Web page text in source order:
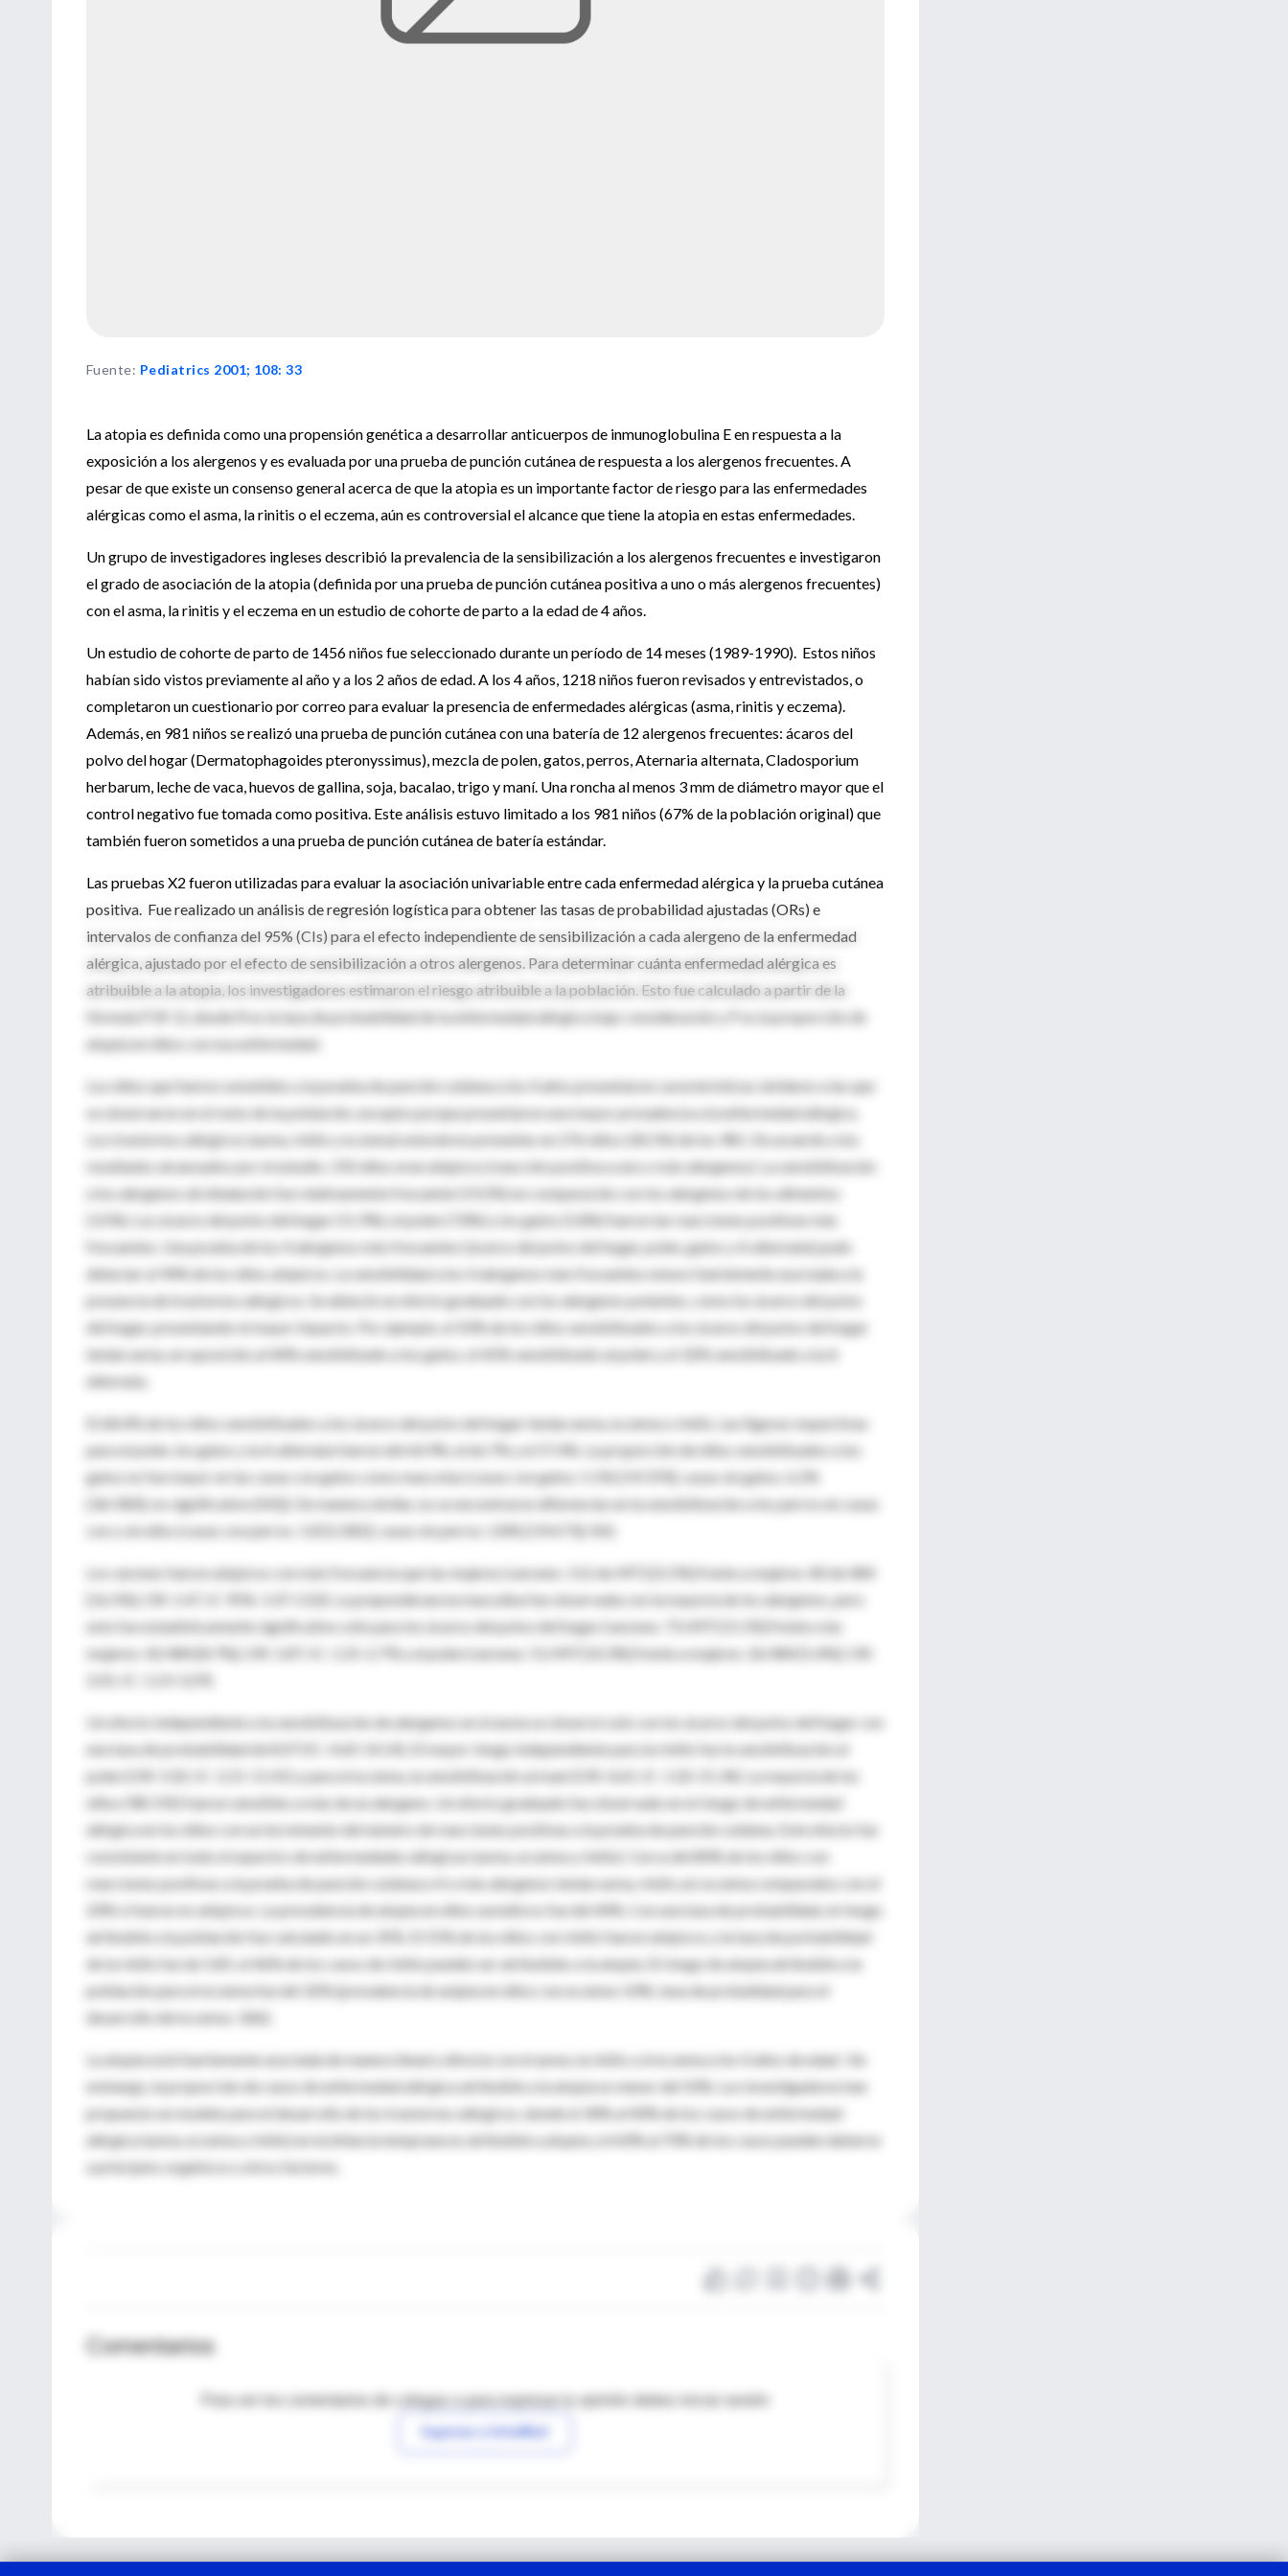
Fuente: Pediatrics 2001; 108: 33
La atopia es definida como una propensión genética a desarrollar anticuerpos de inmunoglobulina E en respuesta a la
exposición a los alergenos y es evaluada por una prueba de punción cutánea de respuesta a los alergenos frecuentes. A
pesar de que existe un consenso general acerca de que la atopia es un importante factor de riesgo para las enfermedades
alérgicas como el asma, la rinitis o el eczema, aún es controversial el alcance que tiene la atopia en estas enfermedades.
Un grupo de investigadores ingleses describió la prevalencia de la sensibilización a los alergenos frecuentes e investigaron
el grado de asociación de la atopia (definida por una prueba de punción cutánea positiva a uno o más alergenos frecuentes)
con el asma, la rinitis y el eczema en un estudio de cohorte de parto a la edad de 4 años.
Un estudio de cohorte de parto de 1456 niños fue seleccionado durante un período de 14 meses (1989-1990). Estos niños
habían sido vistos previamente al año y a los 2 años de edad. A los 4 años, 1218 niños fueron revisados y entrevistados, o
completaron un cuestionario por correo para evaluar la presencia de enfermedades alérgicas (asma, rinitis y eczema).
Además, en 981 niños se realizó una prueba de punción cutánea con una batería de 12 alergenos frecuentes: ácaros del
polvo del hogar (Dermatophagoides pteronyssimus), mezcla de polen, gatos, perros, Aternaria alternata, Cladosporium
herbarum, leche de vaca, huevos de gallina, soja, bacalao, trigo y maní. Una roncha al menos 3 mm de diámetro mayor que el
control negativo fue tomada como positiva. Este análisis estuvo limitado a los 981 niños (67% de la población original) que
también fueron sometidos a una prueba de punción cutánea de batería estándar.
Las pruebas X2 fueron utilizadas para evaluar la asociación univariable entre cada enfermedad alérgica y la prueba cutánea
positiva. Fue realizado un análisis de regresión logística para obtener las tasas de probabilidad ajustadas (ORs) e
intervalos de confianza del 95% (CIs) para el efecto independiente de sensibilización a cada alergeno de la enfermedad
alérgica, ajustado por el efecto de sensibilización a otros alergenos. Para determinar cuánta enfermedad alérgica es
atribuible a la atopia, los investigadores estimaron el riesgo atribuible a la población. Esto fue calculado a partir de la
fórmula P (R-1), donde R es la tasa de probabilidad de la enfermedad alérgica bajo consideración y P es la proporción de
atopia en niños con esa enfermedad.
Los niños que fueron sometidos a la prueba de punción cutánea a los 4 años presentaron características similares a las que
se observaron en el resto de la población, excepto porque presentaron una mayor prevalencia a la enfermedad alérgica.
Los trastornos alérgicos (asma, rinitis y eczema) estuvieron presentes en 276 niños (28.1%) de los 981. De acuerdo a los
resultados alcanzados por el estudio, 192 niños eran atópicos (reacción positiva a uno o más alergenos). La sensibilización
a los alergenos de inhalación fue relativamente frecuente (19.2%) en comparación con los alergenos de los alimentos
(3.5%). Los ácaros del polvo del hogar (11.9%), el polen (7.8%) y los gatos (5.8%) fueron las reacciones positivas más
frecuentes. Una prueba de los 4 alergenos más frecuentes (ácaros del polvo del hogar, polen, gatos y A alternata) pudo
detectar al 94% de los niños atópicos. La sensibilidad a los 4 alergenos más frecuentes estuvo fuertemente asociada a la
presencia de trastornos alérgicos. Se detectó un efecto graduado con los alergenos potentes, como los ácaros del polvo
del hogar, presentando el mayor impacto. Por ejemplo, el 50% de los niños sensibilizados a los ácaros del polvo del hogar
tenían asma, en oposición al 44% sensibilizado a los gatos, el 42% sensibilizado al polen y el 32% sensibilizado a la A
alternata.
El 68.4% de los niños sensibilizados a los ácaros del polvo del hogar tenían asma, eczema o rinitis. Las figuras respectivas
para el polen, los gatos y la A alternata fueron del 64.9%, el 66.7% y el 57.4%. La proporción de niños sensibilizados a los
gatos no fue mayor en las casas con gatos como mascotas (casas con gatos: 5.1% [19/374]; casas sin gatos: 6.2%
[36/580]; no significativo [NS]). De manera similar, no se encontraron diferencias en la sensibilización a los perros en casas
con y sin ellos (casas con perros: 1.8 [5/282]; casas sin perros: 2.8% [19/673]; NS).
Los varones fueron atópicos con más frecuencia que las mujeres (varones: 112 de 497 [22.5%] frente a mujeres: 80 de 484
[16.5%]; OR: 1.47, IC 95%: 1.07-2.02). La preponderancia masculina fue observada con la mayoría de los alergenos, pero
esto fue estadísticamente significativo sólo para los ácaros del polvo del hogar (varones: 75/497 [15.1%] frente a las
mujeres: 42/484 [8.7%]; OR: 1.87; IC: 1.25-2.79) y el polen (varones: 51/497 [10.3%] frente a mujeres: 26/484 [5.4%]; OR:
Un efecto independiente a la sensibilización de alergenos en el asma se observó solo con los ácaros del polvo del hogar con
una tasa de probabilidad de 8.07 (IC: 4.60-14.14). El mayor riesgo independiente para la rinitis fue la sensibilización al
polen (OR: 5.02; IC: 2.21-11.41) y para el eczema, la sensibilización al maní (OR: 4.65; IC: 1.02-21.34). La mayoría de los
niños (98/192) fueron sensibles a más de un alergeno. Un efecto graduado fue observado en el riesgo de enfermedad
alérgica en los niños con un incremento del número de reacciones positivas a la prueba de punción cutánea. Este efecto fue
consistente en todo el espectro de enfermedades alérgicas (asma, eczema y rinitis). Cerca del 80% de los niños con
reacciones positivas a la prueba de punción cutánea a 4 o más alergenos tenían asma, rinitis y/o eczema comparados con el
20% si fueron no atópicos. La prevalencia de atopia en niños asmáticos fue del 44%. Con una tasa de probabilidad, el riesgo
atribuible a la población fue calculado en un 35%. El 55% de los niños con rinitis fueron atópicos y la tasa de porbabilidad
de la rinitis fue de 5.85; el 46% de los casos de rinitis pueden ser atribuibles a la atopia. El riesgo de atopia atribuible a la
población para el eczema fue del 32% (prevalencia de aotpia en niños con eczema: 43%; tasa de probalidad para el
desarrollo del eczema: 3.86).
La atopia está fuertemente asociada de manera lineal y directa con el asma, la rinitis y el eczema a los 4 años de edad. Sin
embargo, la proporción de casos de enfermedad alérgica atribuible a la atopia es menor del 50%. Los investigadores han
propuesto un modelo para el desarrollo de los trastornos alérgicos, donde el 30% al 40% de los casos de enfermedad
alérgica (asma, eczema y rinitis) en la infancia temprana es atribuible a atopia y el 60% al 70% de los casos pueden deberse
a principios orgánicos u otros factores.
Comentarios
Para ver los comentarios de colegas o para expresar tu opinión debes iniciar sesión
Ingresar a IntraMed